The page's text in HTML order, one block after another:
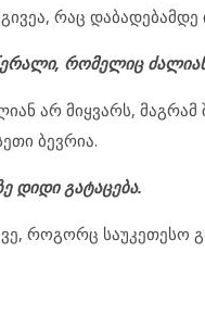
რაც დაბადებამდე
რომელიც
არ მიყვარს,
ბევრია.
დიდი გატაცება.
როგორც საუკეთესო